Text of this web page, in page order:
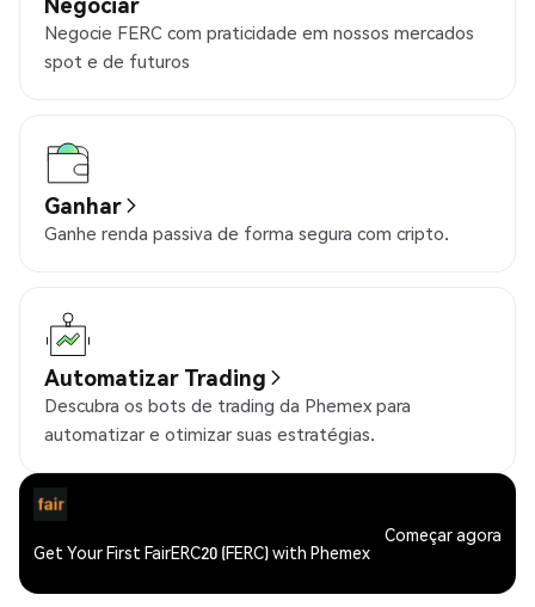
Negocie FERC com praticidade em nossos mercados
spot e de futuros
Ganhar
Ganhe renda passiva de forma segura com cripto.
Automatizar Trading
Descubra os bots de trading da Phemex para
automatizar e otimizar suas estratégias.
Get Your First FairERC20 (FERC) with Phemex
Começar agora